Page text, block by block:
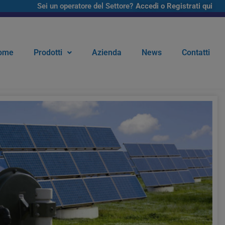
Sei un operatore del Settore? Accedi o Registrati qui
Prodotti Azienda News Contatti